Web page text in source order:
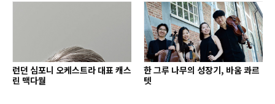
런던 심포니 오케스트라 대표 캐스
린 맥다월
한 그루 나무의 성장기, 바움 콰르
텟